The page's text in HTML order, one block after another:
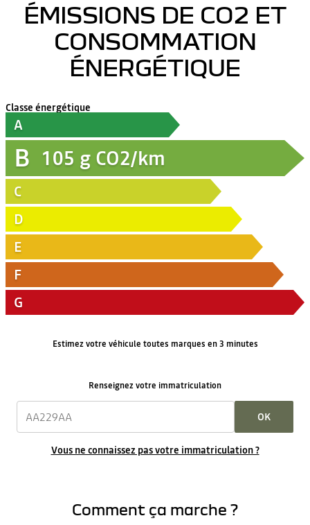
ÉMISSIONS DE CO2 ET
CONSOMMATION
ÉNERGÉTIQUE
Classe énergétique
A
B 105 g CO2/km
C
D
E
F
G
Estimez votre véhicule toutes marques en 3 minutes
Renseignez votre immatriculation
OK
Vous ne connaissez pas votre immatriculation ?
Comment ça marche ?